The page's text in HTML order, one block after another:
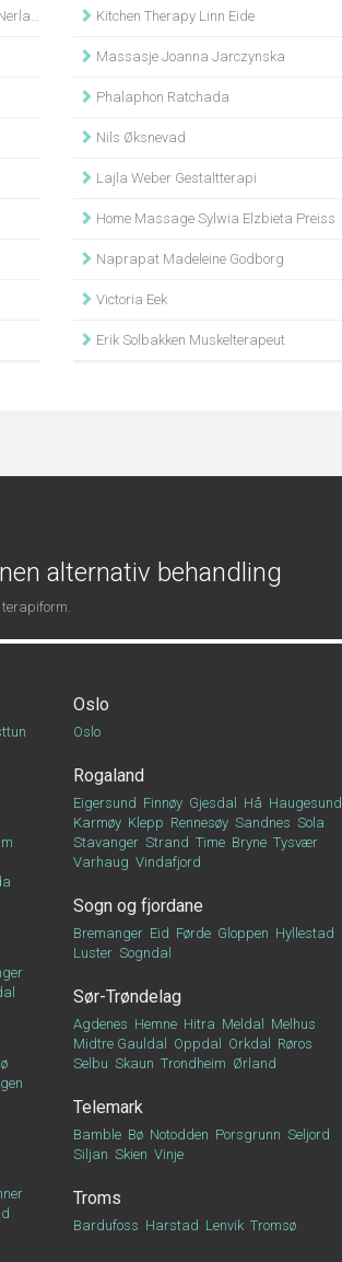
Kitchen Therapy Linn Eide
Massasje Joanna Jarczynska
Phalaphon Ratchada
Nils Øksnevad
Lajla Weber Gestaltterapi
Home Massage Sylwia Elzbieta Preiss
Naprapat Madeleine Godborg
Victoria Eek
Erik Solbakken Muskelterapeut
alternativ behandling
terapiform.
Oslo
Oslo
Rogaland
Eigersund Finnøy Gjesdal Hå Haugesund
Karmøy Klepp Rennesøy Sandnes Sola
Stavanger Strand Time Bryne Tysvær
Varhaug Vindafjord
Sogn og fjordane
Bremanger Eid Førde Gloppen Hyllestad
Luster Sogndal
Sør-Trøndelag
Agdenes Hemne Hitra Meldal
Melhus
Midtre Gauldal
Oppdal Orkdal
Røros
Selbu Skaun Trondheim Ørland
Telemark
Bamble Bø Notodden Porsgrunn Seljord
Siljan Skien Vinje
Troms
Bardufoss Harstad Lenvik Tromsø